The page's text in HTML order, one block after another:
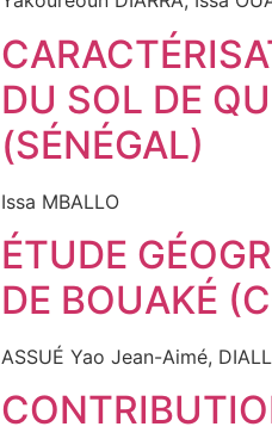
DU SOL DE
(SÉNÉGAL)
Issa MBALLO
ÉTUDE
DE BOUAKÉ
ASSUÉ Yao Jean-Aimé,